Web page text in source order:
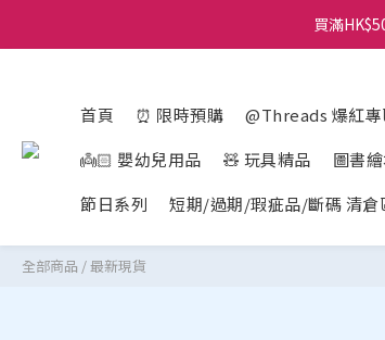
買滿
首頁 ⏰ 限時預購 @Threads 爆紅
👼🏻 嬰幼兒用品
🧸 玩具精品 圖書
節日系列
短期/過期/瑕疵品/斷碼 清倉
全部商品 /最新現貨